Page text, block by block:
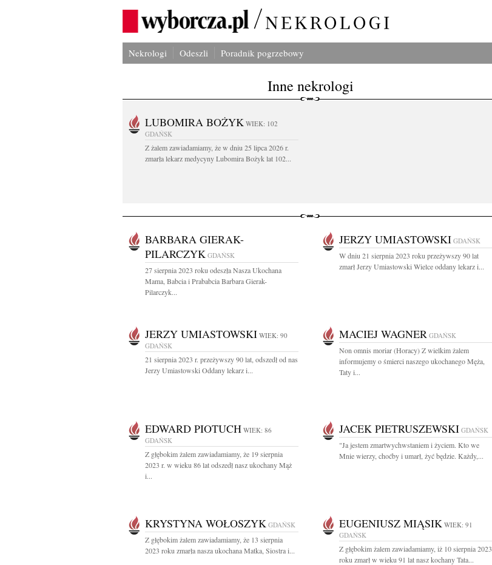
Nekrologi Odeszli Poradnik pogrzebowy
Inne nekrologi
LUBOMIRA BOŻYK WIEK: 102
GDAŃSK
Z żalem zawiadamiamy, że w dniu 25 lipca 2026 r.
zmarła lekarz medycyny Lubomira Bożyk lat 102...
BARBARA GIERAK-
PILARCZYK GDAŃSK
27 sierpnia 2023 roku odeszła Nasza Ukochana
Mama, Babcia i Prababcia Barbara Gierak-
Pilarczyk...
JERZY UMIASTOWSKI GDAŃSK
W dniu 21 sierpnia 2023 roku przeżywszy 90 lat
zmarł Jerzy Umiastowski Wielce oddany lekarz i...
JERZY UMIASTOWSKI WIEK: 90
GDAŃSK
21 sierpnia 2023 r. przeżywszy 90 lat, odszedł od nas
Jerzy Umiastowski Oddany lekarz i...
MACIEJ WAGNER GDAŃSK
Non omnis moriar (Horacy) Z wielkim żalem
informujemy o śmierci naszego ukochanego Męża,
Taty i...
EDWARD PIOTUCH WIEK: 86
GDAŃSK
Z głębokim żalem zawiadamiamy, że 19 sierpnia
2023 r. w wieku 86 lat odszedł nasz ukochany Mąż
i...
JACEK PIETRUSZEWSKI GDAŃSK
"Ja jestem zmartwychwstaniem i życiem. Kto we
Mnie wierzy, choćby i umarł, żyć będzie. Każdy,...
KRYSTYNA WOŁOSZYK GDAŃSK
Z głębokim żalem zawiadamiamy, że 13 sierpnia
2023 roku zmarła nasza ukochana Matka, Siostra i...
EUGENIUSZ MIĄSIK WIEK: 91
GDAŃSK
Z głębokim żalem zawiadamiamy, iż 10 sierpnia 2023
roku zmarł w wieku 91 lat nasz kochany Tata...